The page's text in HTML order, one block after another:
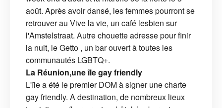
août. Après avoir dansé, les femmes pourront se
retrouver au Vive la vie, un café lesbien sur
l'Amstelstraat. Autre chouette adresse pour finir
la nuit, le Getto , un bar ouvert à toutes les
communautés LGBTQ+.
La Réunion,une île gay friendly
L'île a été le premier DOM à signer une charte
gay friendly. A destination, de nombreux lieux